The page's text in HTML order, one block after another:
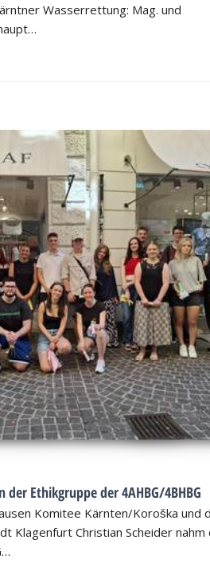
Wasserrettung: Mag. und
Ethikgruppe der 4AHBG/4BHBG
Komitee Kärnten/Koroška und
Klagenfurt Christian Scheider nahm